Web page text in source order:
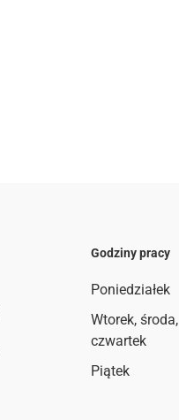
Godziny pracy
Poniedziałek
Wtorek, środa,
czwartek
Piątek